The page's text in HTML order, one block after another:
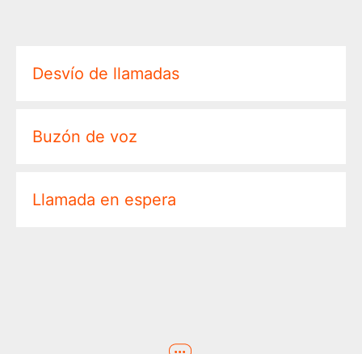
Desvío de llamadas
Buzón de voz
Llamada en espera